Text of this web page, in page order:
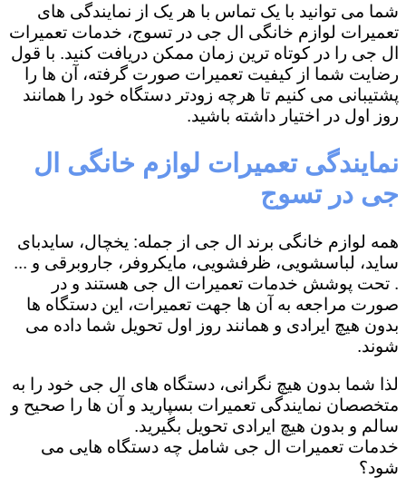
شما می توانید با یک تماس با هر یک از نمایندگی های
تعمیرات لوازم خانگی ال جی در تسوج، خدمات تعمیرات
ال جی را در کوتاه ترین زمان ممکن دریافت کنید. با قول
رضایت شما از کیفیت تعمیرات صورت گرفته، آن ها را
پشتیبانی می کنیم تا هرچه زودتر دستگاه خود را همانند
روز اول در اختیار داشته باشید.
نمایندگی تعمیرات لوازم خانگی ال
جی در تسوج
همه لوازم خانگی برند ال جی از جمله: یخچال، سایدبای
ساید، لباسشویی، ظرفشویی، مایکروفر، جاروبرقی و ...
. تحت پوشش خدمات تعمیرات ال جی هستند و در
صورت مراجعه به آن ها جهت تعمیرات، این دستگاه ها
بدون هیچ ایرادی و همانند روز اول تحویل شما داده می
شوند.
لذا شما بدون هیچ نگرانی، دستگاه های ال جی خود را به
متخصصان نمایندگی تعمیرات بسپارید و آن ها را صحیح و
سالم و بدون هیچ ایرادی تحویل بگیرید.
خدمات تعمیرات ال جی شامل چه دستگاه هایی می
شود؟